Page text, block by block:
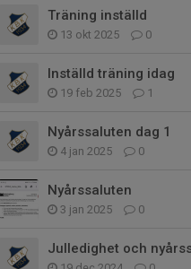
Träning inställd
13 okt 2025 0
Inställd träning idag
19 feb 2025 1
Nyårssaluten dag 1
4 jan 2025 0
Nyårssaluten
3 jan 2025 0
Julledighet och